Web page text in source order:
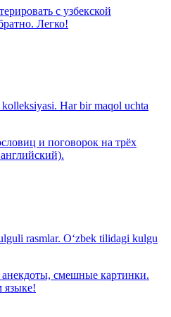
с узбекской
Легко!
Har bir maqol uchta
и поговорок на трёх
rasmlar. O‘zbek tilidagi kulgu
смешные картинки.
языке!